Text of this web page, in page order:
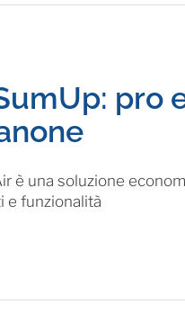
pro
è una soluzione
e funzionalità